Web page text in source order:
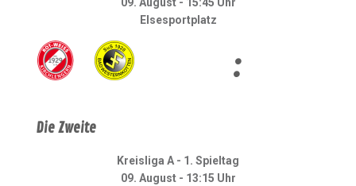
09. August - 15:45 Uhr
Elsesportplatz
:
Die Zweite
Kreisliga A - 1. Spieltag
09. August - 13:15 Uhr